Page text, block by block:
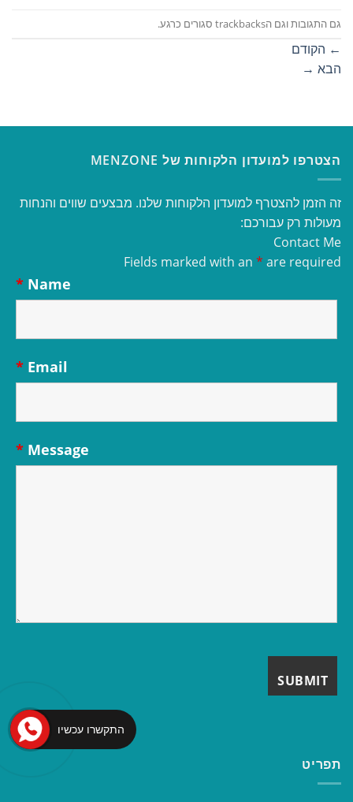
גם התגובות וגם הtrackbacks סגורים כרגע.
← הקודם
הבא →
הצטרפו למועדון הלקוחות של MENZONE
זה הזמן להצטרף למועדון הלקוחות שלנו. מבצעים שווים והנחות
מעולות רק עבורכם:
Contact Me
Fields marked with an * are required
Name
*
Email
*
Message
*
תפריט
התקשרו עכשיו